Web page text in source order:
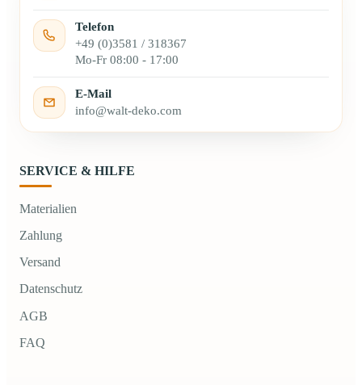
Telefon
+49 (0)3581 / 318367
Mo-Fr 08:00 - 17:00
E-Mail
info@walt-deko.com
SERVICE & HILFE
Materialien
Zahlung
Versand
Datenschutz
AGB
FAQ